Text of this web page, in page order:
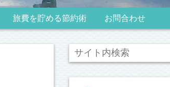
旅費を貯める節約術 お問合わせ